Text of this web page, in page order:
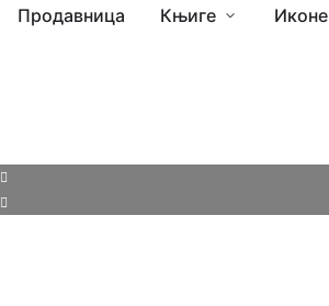
Продавница Књиге Иконе